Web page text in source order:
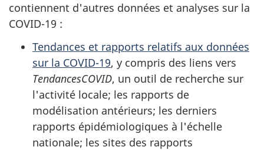
contiennent d'autres données et analyses sur la
COVID-19 :
Tendances et rapports relatifs aux données
sur la COVID-19, y compris des liens vers
TendancesCOVID, un outil de recherche sur
l'activité locale; les rapports de
modélisation antérieurs; les derniers
rapports épidémiologiques à l'échelle
nationale; les sites des rapports